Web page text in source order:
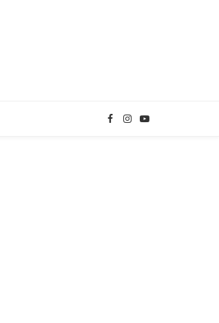
Facebook
Instagram
YouTube